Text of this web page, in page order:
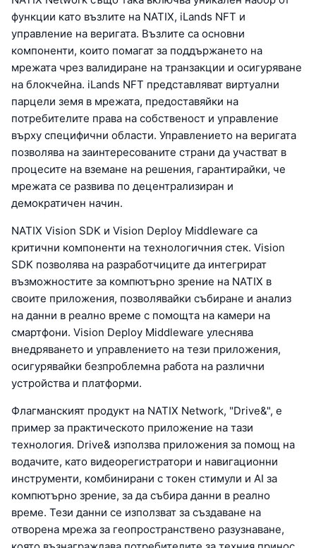
функции като възлите на NATIX, iLands NFT и
управление на веригата. Възлите са основни
компоненти, които помагат за поддържането на
мрежата чрез валидиране на транзакции и осигуряване
на блокчейна. iLands NFT представляват виртуални
парцели земя в мрежата, предоставяйки на
потребителите права на собственост и управление
върху специфични области. Управлението на веригата
позволява на заинтересованите страни да участват в
процесите на вземане на решения, гарантирайки, че
мрежата се развива по децентрализиран и
демократичен начин.
NATIX Vision SDK и Vision Deploy Middleware са
критични компоненти на технологичния стек. Vision
SDK позволява на разработчиците да интегрират
възможностите за компютърно зрение на NATIX в
своите приложения, позволявайки събиране и анализ
на данни в реално време с помощта на камери на
смартфони. Vision Deploy Middleware улеснява
внедряването и управлението на тези приложения,
осигурявайки безпроблемна работа на различни
устройства и платформи.
Флагманският продукт на NATIX Network, "Drive&", е
пример за практическото приложение на тази
технология. Drive& използва приложения за помощ на
водачите, като видеорегистратори и навигационни
инструменти, комбинирани с токен стимули и AI за
компютърно зрение, за да събира данни в реално
време. Тези данни се използват за създаване на
отворена мрежа за геопространствено разузнаване,